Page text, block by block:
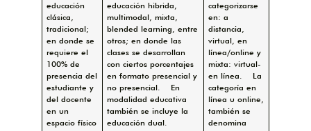
educación
clásica,
tradicional;
en donde se
requiere el
100% de
presencia del
estudiante y
del docente
en un
espacio físico
educación hibrida,
multimodal, mixta,
blended learning, entre
otros; en donde las
clases se desarrollan
con ciertos porcentajes
en formato presencial y
no presencial. En
modalidad educativa
también se incluye la
educación dual.
categorizarse
en: a
distancia,
virtual, en
línea/online y
mixta: virtual-
en línea. La
categoría en
línea u online,
también se
denomina